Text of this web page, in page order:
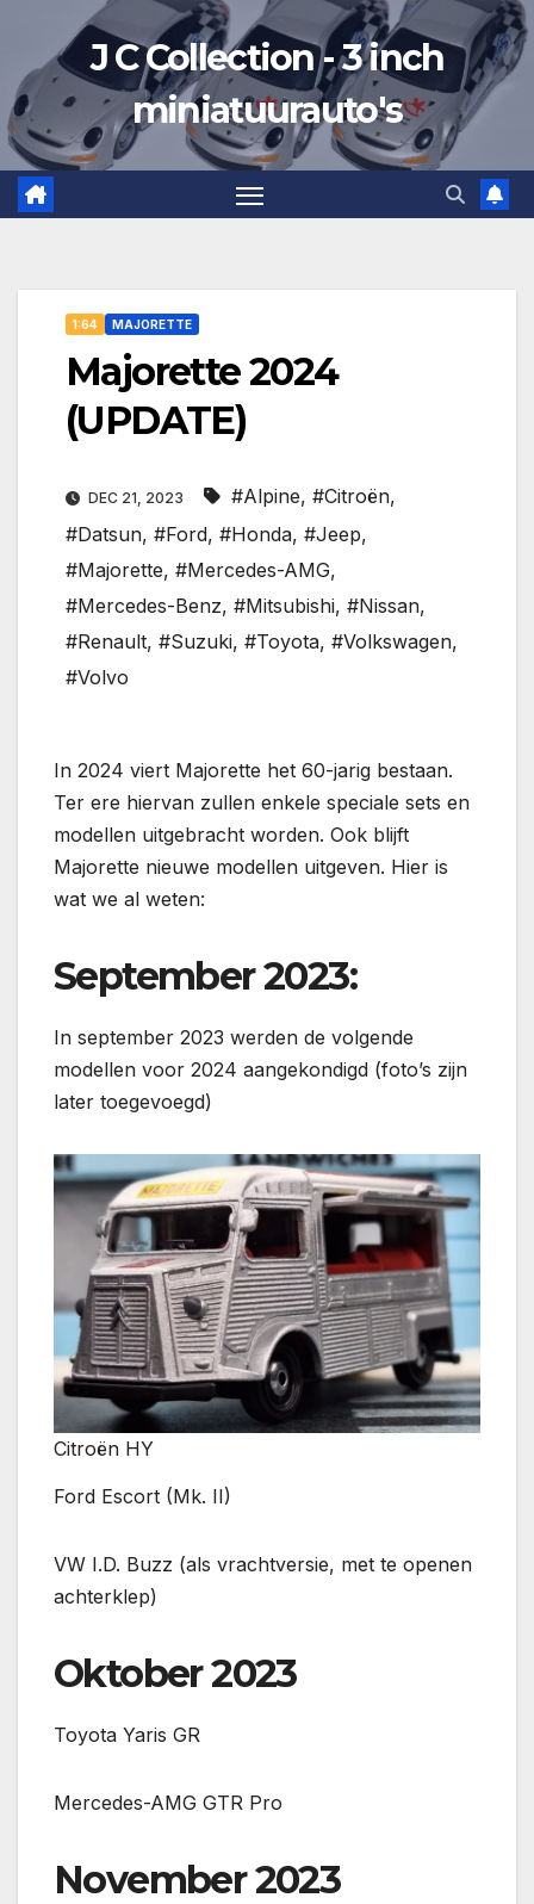
de
inhoud
J C Collection - 3 inch
miniatuurauto's
1:64 MAJORETTE
Majorette 2024
(UPDATE)
DEC 21, 2023 #Alpine, #Citroën,
#Datsun, #Ford, #Honda, #Jeep,
#Majorette, #Mercedes-AMG,
#Mercedes-Benz, #Mitsubishi, #Nissan,
#Renault, #Suzuki, #Toyota, #Volkswagen,
#Volvo
In 2024 viert Majorette het 60-jarig bestaan.
Ter ere hiervan zullen enkele speciale sets en
modellen uitgebracht worden. Ook blijft
Majorette nieuwe modellen uitgeven. Hier is
wat we al weten:
September 2023:
In september 2023 werden de volgende
modellen voor 2024 aangekondigd (foto’s zijn
later toegevoegd)
Citroën HY
Ford Escort (Mk. II)
VW I.D. Buzz (als vrachtversie, met te openen
achterklep)
Oktober 2023
Toyota Yaris GR
Mercedes-AMG GTR Pro
November 2023